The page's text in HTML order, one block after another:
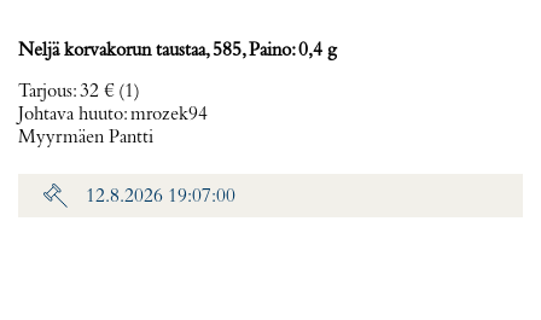
Neljä korvakorun taustaa, 585, Paino: 0,4 g
Tarjous:32 € (1)
Johtava huuto:mrozek94
Myyrmäen Pantti
12.8.2026 19:07:00